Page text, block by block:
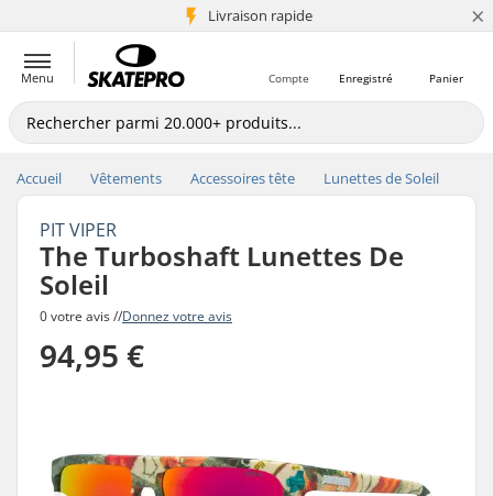
Livraison rapide
+5 mio de clients ×
Menu Panier
Enregistré
Compte
Accueil Vêtements Accessoires tête Lunettes de Soleil
PIT VIPER
The Turboshaft Lunettes De
Soleil
0 votre avis //Donnez votre avis
94,95 €